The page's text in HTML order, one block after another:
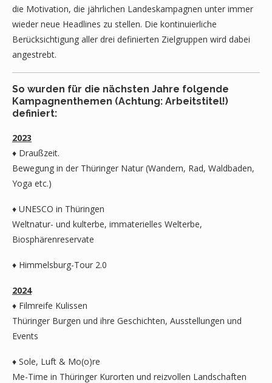
die Motivation, die jährlichen Landeskampagnen unter immer
wieder neue Headlines zu stellen. Die kontinuierliche
Berücksichtigung aller drei definierten Zielgruppen wird dabei
angestrebt.
So wurden für die nächsten Jahre folgende
Kampagnenthemen (Achtung: Arbeitstitel!)
definiert:
2023
♦ Draußzeit.
Bewegung in der Thüringer Natur (Wandern, Rad, Waldbaden,
Yoga etc.)
♦ UNESCO in Thüringen
Weltnatur- und kulterbe, immaterielles Welterbe,
Biosphärenreservate
♦ Himmelsburg-Tour 2.0
2024
♦ Filmreife Kulissen
Thüringer Burgen und ihre Geschichten, Ausstellungen und
Events
♦ Sole, Luft & Mo(o)re
Me-Time in Thüringer Kurorten und reizvollen Landschaften